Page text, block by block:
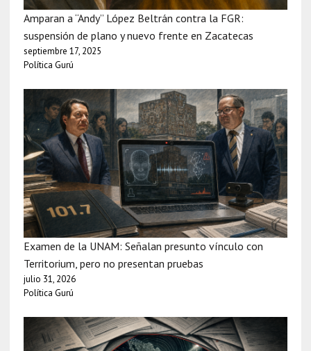
Amparan a “Andy” López Beltrán contra la FGR:
suspensión de plano y nuevo frente en Zacatecas
septiembre 17, 2025
Política Gurú
Examen de la UNAM: Señalan presunto vínculo con
Territorium, pero no presentan pruebas
julio 31, 2026
Política Gurú